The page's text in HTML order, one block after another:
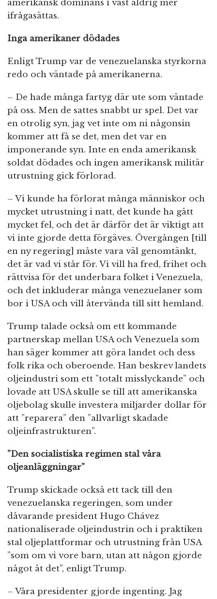
amerikansk dominans i väst aldrig mer
ifrågasättas.
Inga amerikaner dödades
Enligt Trump var de venezuelanska styrkorna
redo och väntade på amerikanerna.
– De hade många fartyg där ute som väntade
på oss. Men de sattes snabbt ur spel. Det var
en otrolig syn, jag vet inte om ni någonsin
kommer att få se det, men det var en
imponerande syn. Inte en enda amerikansk
soldat dödades och ingen amerikansk militär
utrustning gick förlorad.
– Vi kunde ha förlorat många människor och
mycket utrustning i natt, det kunde ha gått
mycket fel, och det är därför det är viktigt att
vi inte gjorde detta förgäves. Övergången [till
en ny regering] måste vara väl genomtänkt,
det är vad vi står för. Vi vill ha fred, frihet och
rättvisa för det underbara folket i Venezuela,
och det inkluderar många venezuelaner som
bor i USA och vill återvända till sitt hemland.
Trump talade också om ett kommande
partnerskap mellan USA och Venezuela som
han säger kommer att göra landet och dess
folk rika och oberoende. Han beskrev landets
oljeindustri som ett ”totalt misslyckande” och
lovade att USA skulle se till att amerikanska
oljebolag skulle investera miljarder dollar för
att ”reparera” den ”allvarligt skadade
oljeinfrastrukturen”.
”Den socialistiska regimen stal våra
oljeanläggningar”
Trump skickade också ett tack till den
venezuelanska regeringen, som under
dåvarande president Hugo Chávez
nationaliserade oljeindustrin och i praktiken
stal oljeplattformar och utrustning från USA
”som om vi vore barn, utan att någon gjorde
något åt det”, enligt Trump.
– Våra presidenter gjorde ingenting. Jag